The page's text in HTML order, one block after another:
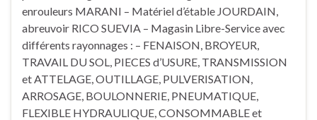
enrouleurs MARANI – Matériel d’étable JOURDAIN,
abreuvoir RICO SUEVIA – Magasin Libre-Service avec
différents rayonnages : – FENAISON, BROYEUR,
TRAVAIL DU SOL, PIECES d’USURE, TRANSMISSION
et ATTELAGE, OUTILLAGE, PULVERISATION,
ARROSAGE, BOULONNERIE, PNEUMATIQUE,
FLEXIBLE HYDRAULIQUE, CONSOMMABLE et